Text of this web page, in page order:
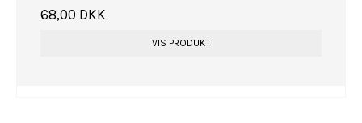
68,00 DKK
VIS PRODUKT